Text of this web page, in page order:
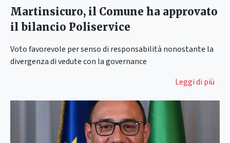
Martinsicuro, il Comune ha approvato
il bilancio Poliservice
Voto favorevole per senso di responsabilità nonostante la
divergenza di vedute con la governance
Leggi di più